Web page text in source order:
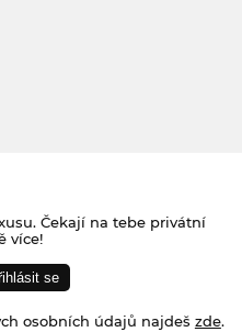
Čekají na tebe privátní
více!
osobních údajů najdeš zde.